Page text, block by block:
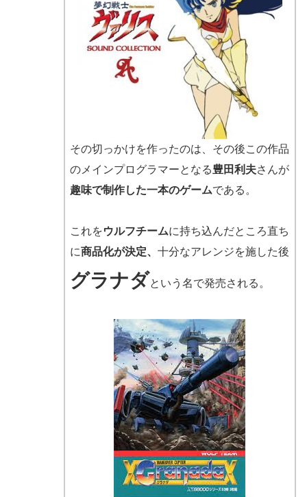
その切っかけを作ったのは、その後この作品
のメインプログラマーとなる豊田利夫さんが
趣味で制作した一本のゲームである。
これをウルフチームに持ち込んだところ直ち
に商品化が決定、 十分なアレンジを施した後
グラナダという名で発売される。